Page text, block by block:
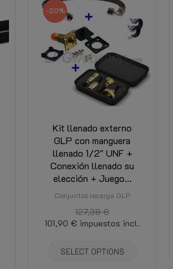
-20%
Kit llenado externo
GLP con manguera
llenado 1/2" UNF +
Conexión llenado su
elección + Juego...
Conjuntos recarga GLP
127,38 €
101,90 € impuestos incl.
SELECT OPTIONS